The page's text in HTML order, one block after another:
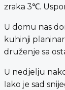
zraka 3℃.
U domu nas
kuhinji
druženje sa
U nedjelju
Iako je sad